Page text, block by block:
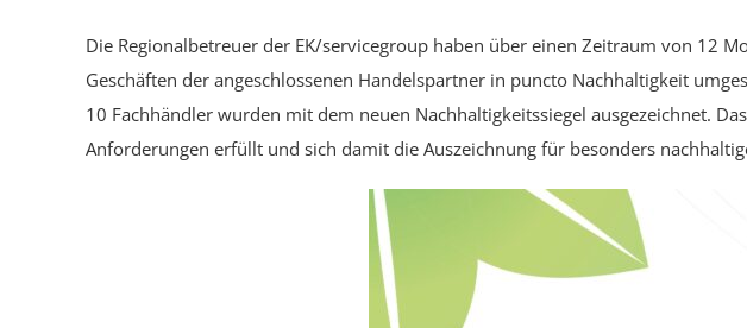
Die Regionalbetreuer der EK/servicegroup haben über einen Zeitraum von 12
Geschäften der angeschlossenen Handelspartner in puncto Nachhaltigkeit
10 Fachhändler wurden mit dem neuen Nachhaltigkeitssiegel ausgezeichnet.
Anforderungen erfüllt und sich damit die Auszeichnung für besonders